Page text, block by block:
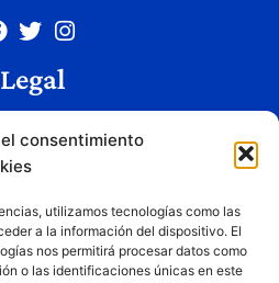
consentimiento
utilizamos tecnologías como las
a la información del dispositivo. El
nos permitirá procesar datos como
o las identificaciones únicas en este
Legal
de privacidad
de uso